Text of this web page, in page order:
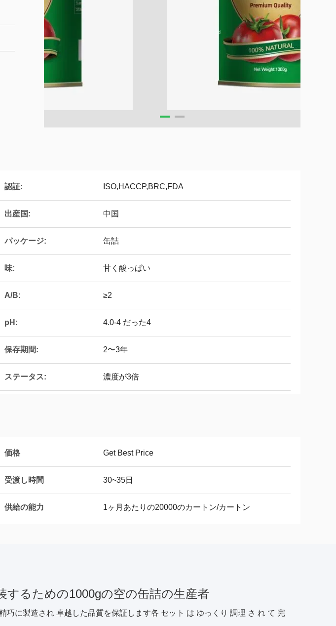
認証: ISO,HACCP,BRC,FDA
出産国: 中国
パッケージ: 缶詰
味: 甘く酸っぱい
A/B: ≥2
pH: 4.0-4 だった4
保存期間: 2〜3年
ステータス: 濃度が3倍
価格 Get Best Price
受渡し時間 30~35日
供給の能力 1ヶ月あたりの20000のカートン/カートン
するための1000gの空の缶詰の生産者
巧に製造され 卓越した品質を保証します各 セット は ゆっくり 調理 さ れ て 完